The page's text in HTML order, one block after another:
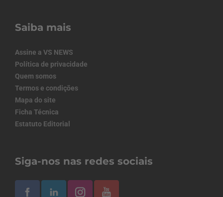
Saiba mais
Assine a VS NEWS
Política de privacidade
Quem somos
Termos e condições
Mapa do site
Ficha Técnica
Estatuto Editorial
Siga-nos nas redes sociais